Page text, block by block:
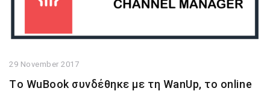
29 November 2017
Tο WuBook συνδέθηκε με τη WanUp, το online